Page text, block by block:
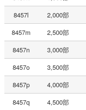
8457l
2,000部
8457m
2,500部
8457n
3,000部
8457o
3,500部
8457p
4,000部
8457q
4,500部